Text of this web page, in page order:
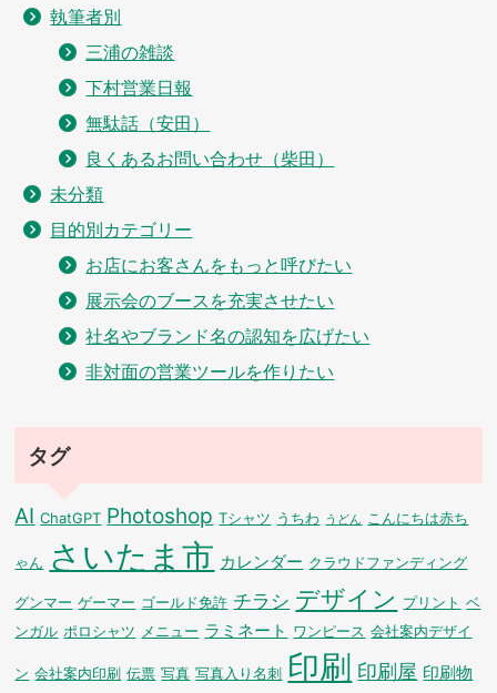
執筆者別
三浦の雑談
下村営業日報
無駄話（安田）
良くあるお問い合わせ（柴田）
未分類
目的別カテゴリー
お店にお客さんをもっと呼びたい
展示会のブースを充実させたい
社名やブランド名の認知を広げたい
非対面の営業ツールを作りたい
タグ
AI ChatGPT Photoshop Tシャツ うちわ うどん こんにちは赤ち
ゃん さいたま市 カレンダー クラウドファンディング
グンマー ゲーマー ゴールド免許 チラシ デザイン プリント ベ
ンガル ポロシャツ メニュー ラミネート ワンピース 会社案内デザイ
ン 会社案内印刷 伝票 写真 写真入り名刺 印刷 印刷屋 印刷物